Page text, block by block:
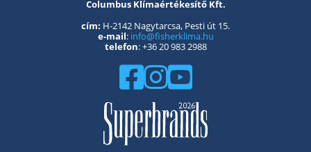
Columbus Klímaértékesítő Kft.
cím: H-2142 Nagytarcsa, Pesti út 15.
e-mail: info@fisherklima.hu
telefon: +36 20 983 2988